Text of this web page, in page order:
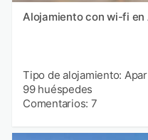
Alojamiento con wi-fi en
Tipo de alojamiento:
99 huéspedes
Comentarios: 7